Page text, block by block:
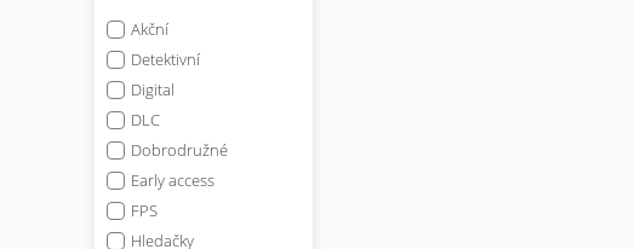
Akční
Detektivní
Digital
DLC
Dobrodružné
Early access
FPS
Hledačky